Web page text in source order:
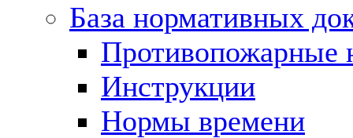
База нормативных
Противопожарные
Инструкции
Нормы времени